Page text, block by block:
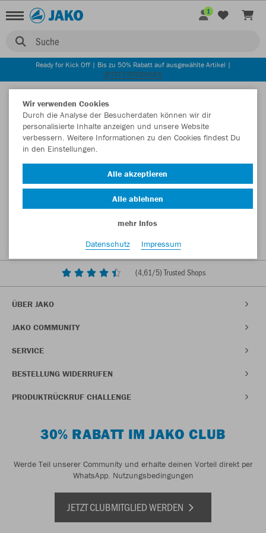
Suche
1
Ready for Kick Off | Bis zu 50% Rabatt auf ausgewählte Artikel |
JETZT ENTDECKEN
(4,61/5) Trusted Shops
ÜBER JAKO
JAKO COMMUNITY
SERVICE
BESTELLUNG WIDERRUFEN
PRODUKTRÜCKRUF CHALLENGE
30% RABATT IM JAKO CLUB
Werde Teil unserer Community und erhalte deinen Vorteil direkt per
WhatsApp. Nutzungsbedingungen
JETZT CLUBMITGLIED WERDEN
Wir verwenden Cookies
Durch die Analyse der Besucherdaten können wir dir
personalisierte Inhalte anzeigen und unsere Website
verbessern. Weitere Informationen zu den Cookies findest Du
in den Einstellungen.
Alle akzeptieren
Alle ablehnen
mehr Infos
Datenschutz
Impressum